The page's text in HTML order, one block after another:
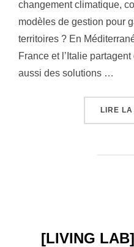
changement climatique,
modèles de gestion pour
territoires ? En
France et l’Italie
aussi des solutions …
LIRE LA
[LIVING